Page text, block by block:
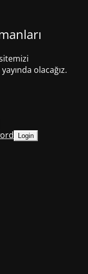
olacağız.